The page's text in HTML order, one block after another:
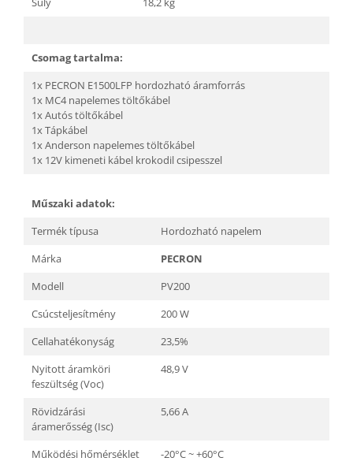
Csomag tartalma:
1x PECRON E1500LFP hordozható áramforrás
1x MC4 napelemes töltőkábel
1x Autós töltőkábel
1x Tápkábel
1x Anderson napelemes töltőkábel
1x 12V kimeneti kábel krokodil csipesszel
Műszaki adatok:
Termék típusa
Hordozható napelem
Márka
PECRON
Modell
PV200
Csúcsteljesítmény
200 W
Cellahatékonyság
23,5%
Nyitott áramköri
feszültség (Voc)
48,9 V
Rövidzárási
áramerősség (Isc)
5,66 A
Működési hőmérséklet
-20°C ~ +60°C